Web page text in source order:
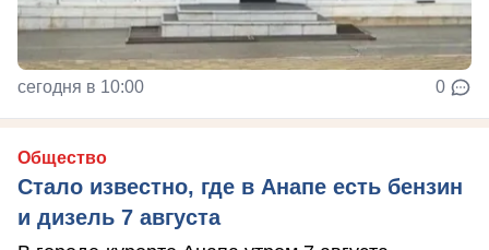
сегодня в 10:00 0
Общество
Стало известно, где в Анапе есть бензин
и дизель 7 августа